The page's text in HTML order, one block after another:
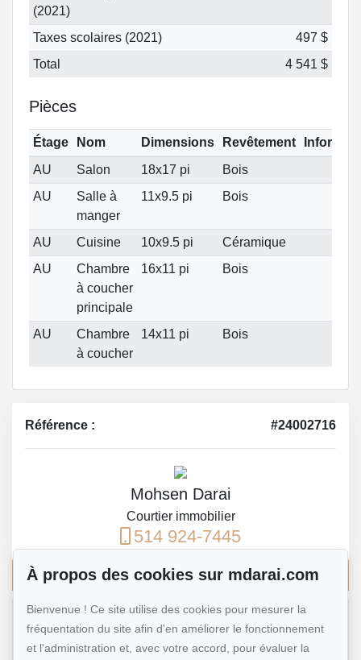
(2021)
Taxes scolaires (2021)
497 $
Total
4 541 $
Pièces
Étage Nom Dimensions Revêtement
AU
Salon 18x17 pi
Bois
AU
Salle à
manger
11x9.5 pi Bois
AU Cuisine 10x9.5 pi
Céramique
AU
Chambre
à coucher
principale
16x11 pi Bois
AU
Chambre
à coucher
14x11 pi Bois
Référence : #24002716
Mohsen Darai
Courtier immobilier
514 924-7445
Écrivez-moi un courriel
Nom et prénom*
À propos des cookies sur mdarai.com
Bienvenue ! Ce site utilise des cookies pour mesurer la
fréquentation du site afin d'en améliorer le fonctionnement
et l'administration et, avec votre accord, pour évaluer la